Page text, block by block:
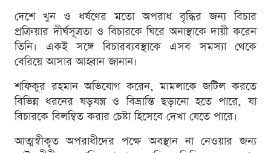
দেশে খুন ও ধর্ষণের মতো অপরাধ বৃদ্ধির জন্য বিচার
প্রক্রিয়ার দীর্ঘসূত্রতা ও বিচারকে ঘিরে অনাস্থাকে দায়ী করেন
তিনি। একই সঙ্গে বিচারব্যবস্থাকে এসব সমস্যা থেকে
বেরিয়ে আসার আহ্বান জানান।
শফিকুর রহমান অভিযোগ করেন, মামলাকে জটিল করতে
বিভিন্ন ধরনের ষড়যন্ত্র ও বিভ্রান্তি ছড়ানো হতে পারে, যা
বিচারকে বিলম্বিত করার চেষ্টা হিসেবে দেখা যেতে পারে।
আত্মস্বীকৃত অপরাধীদের পক্ষে অবস্থান না নেওয়ার জন্য